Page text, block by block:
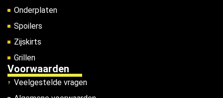
Onderplaten
Spoilers
Zijskirts
Grillen
Voorwaarden
Veelgestelde vragen